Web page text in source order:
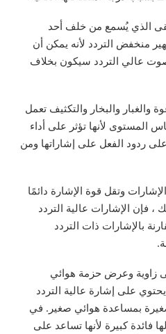
الذي يُسمع من خلف أحد
منخفض التردد لأنه يمكن أن
عالي التردد سيكون بخلاف
والغبار والبخار والتكثيف تعمل
لأنها تؤثر على أداء
على ردود الفعل على إشاراتها ومن
وتقل قوة الإشارة دائمًا
فإن الإشارات عالية التردد
بالإشارات ذات التردد
زاوية وعرض حزمة هوائي
على إشارة عالية التردد
بمساعدة هوائي صغير. في
فائدة كبيرة لأنها تساعد على